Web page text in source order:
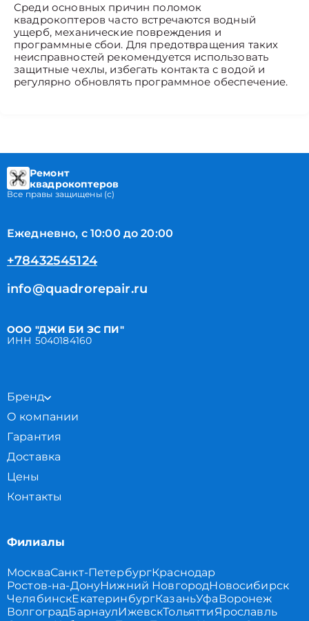
Среди основных причин поломок
квадрокоптеров часто встречаются водный
ущерб, механические повреждения и
программные сбои. Для предотвращения таких
неисправностей рекомендуется использовать
защитные чехлы, избегать контакта с водой и
регулярно обновлять программное обеспечение.
Ремонт
квадрокоптеров
Все правы защищены (с)
Ежедневно, с 10:00 до 20:00
+78432545124
info@quadrorepair.ru
ООО "ДЖИ БИ ЭС ПИ"
ИНН 5040184160
Бренд
О компании
Гарантия
Доставка
Цены
Контакты
Филиалы
МоскваСанкт-ПетербургКраснодар
Ростов-на-ДонуНижний НовгородНовосибирск
ЧелябинскЕкатеринбургКазаньУфаВоронеж
ВолгоградБарнаулИжевскТольяттиЯрославль